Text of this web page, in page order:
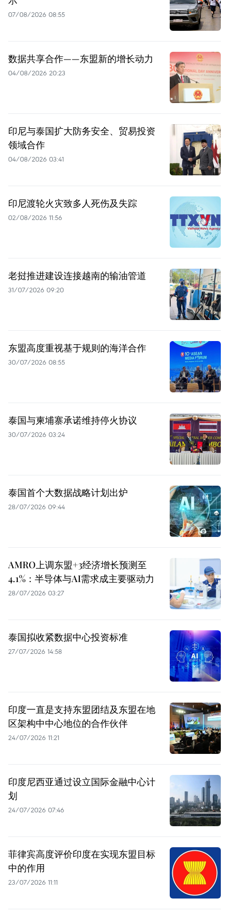
07/08/2026 08:55
数据共享合作——东盟新的增长动力
04/08/2026 20:23
印尼与泰国扩大防务安全、贸易投资
领域合作
04/08/2026 03:41
印尼渡轮火灾致多人死伤及失踪
02/08/2026 11:56
老挝推进建设连接越南的输油管道
31/07/2026 09:20
东盟高度重视基于规则的海洋合作
30/07/2026 08:55
泰国与柬埔寨承诺维持停火协议
30/07/2026 03:24
泰国首个大数据战略计划出炉
28/07/2026 09:44
AMRO上调东盟+3经济增长预测至
4.1%：半导体与AI需求成主要驱动力
28/07/2026 03:27
泰国拟收紧数据中心投资标准
27/07/2026 14:58
印度一直是支持东盟团结及东盟在地
区架构中中心地位的合作伙伴
24/07/2026 11:21
印度尼西亚通过设立国际金融中心计
划
24/07/2026 07:46
菲律宾高度评价印度在实现东盟目标
中的作用
23/07/2026 11:11